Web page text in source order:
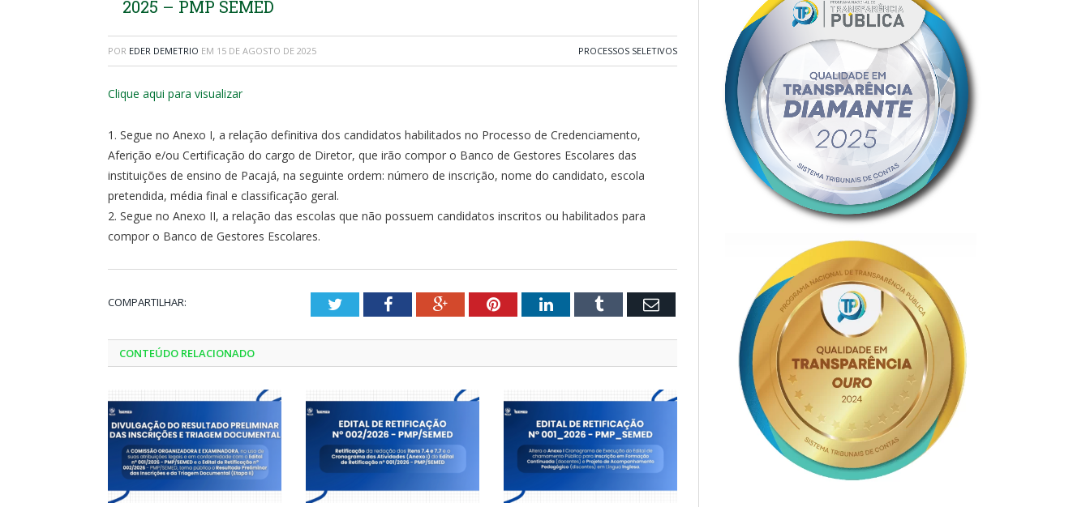
2025 – PMP SEMED
POR EDER DEMETRIO EM 15 DE AGOSTO DE 2025 PROCESSOS SELETIVOS
Clique aqui para visualizar
1. Segue no Anexo I, a relação definitiva dos candidatos habilitados no Processo de Credenciamento,
Aferição e/ou Certificação do cargo de Diretor, que irão compor o Banco de Gestores Escolares das
instituições de ensino de Pacajá, na seguinte ordem: número de inscrição, nome do candidato, escola
pretendida, média final e classificação geral.
2. Segue no Anexo II, a relação das escolas que não possuem candidatos inscritos ou habilitados para
compor o Banco de Gestores Escolares.
COMPARTILHAR: TwitterFacebookGoogle+PinterestLinkedInTumblr Email
CONTEÚDO RELACIONADO